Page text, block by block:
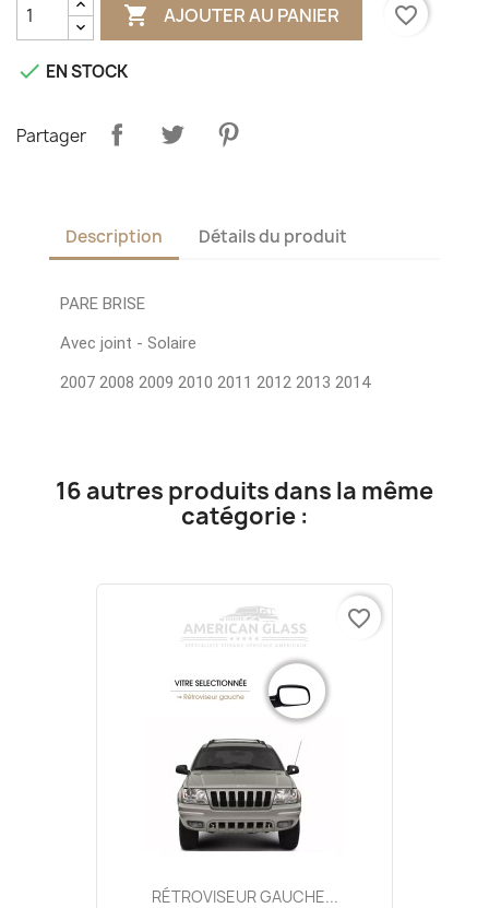
 AJOUTER AU PANIER favorite_border
 EN STOCK
Partager
Description Détails du produit
PARE BRISE
Avec joint - Solaire
2007 2008 2009 2010 2011 2012 2013 2014
16 autres produits dans la même
catégorie :
RÉTROVISEUR GAUCHE...
favorite_border